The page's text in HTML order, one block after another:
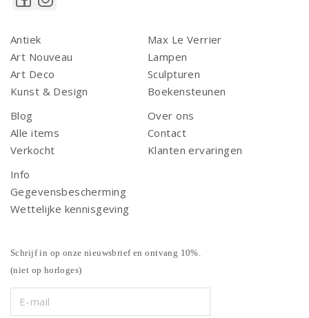
Antiek
Art Nouveau
Art Deco
Kunst & Design
Max Le Verrier
Lampen
Sculpturen
Boekensteunen
Blog
Alle items
Verkocht
Over ons
Contact
Klanten ervaringen
Info
Gegevensbescherming
Wettelijke kennisgeving
Schrijf in op onze nieuwsbrief en ontvang 10%.
(niet op horloges)